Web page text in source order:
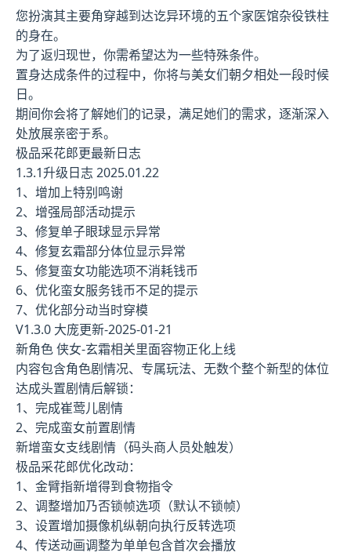
您扮演其主要角穿越到达讫异环境的五个家医馆杂役铁柱
的身在。
为了返归现世，你需希望达为一些特殊条件。
置身达成条件的过程中， 你将与美女们朝夕相处一段时候
日。
期间你会将了解她们的记录，满足她们的需求，逐渐深入
处放展亲密于系。
极品采花郎更最新日志
1.3.1升级日志 2025.01.22
1、增加上特别鸣谢
2、增强局部活动提示
3、修复单子眼球显示异常
4、修复玄霜部分体位显示异常
5、修复蛮女功能选项不消耗钱币
6、优化蛮女服务钱币不足的提示
7、优化部分动当时穿模
V1.3.0 大庞更新-2025-01-21
新角色 侠女-玄霜相关里面容物正化上线
内容包含角色剧情况、专属玩法、无数个整个新型的体位
达成头置剧情后解锁：
1、完成崔莺儿剧情
2、完成蛮女前置剧情
新增蛮女支线剧情（码头商人员处触发）
极品采花郎优化改动：
1、金臂指新增得到食物指令
2、调整增加乃否锁帧选项（默认不锁帧）
3、设置增加摄像机纵朝向执行反转选项
4、传送动画调整为单单包含首次会播放